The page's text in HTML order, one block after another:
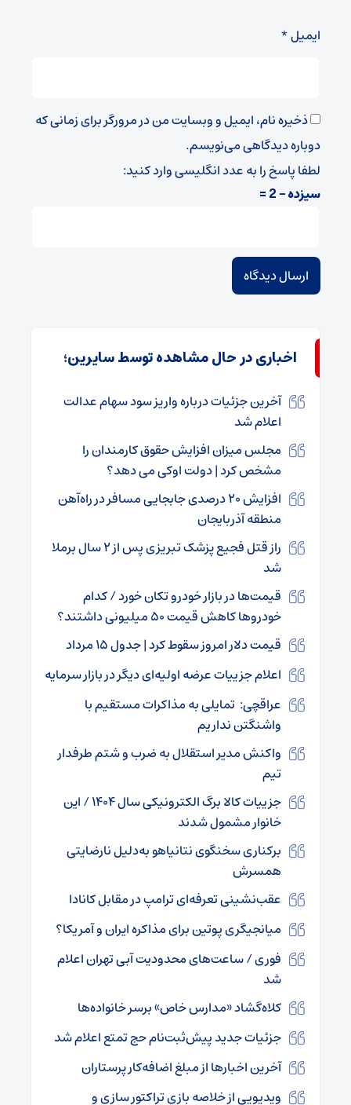
ایمیل*
ذخیره نام، ایمیل و وبسایت من در مرورگر برای زمانی که
دوباره دیدگاهی می‌نویسم.
لطفا پاسخ را به عدد انگلیسی وارد کنید:
سیزده − 2 =
اخباری در حال مشاهده توسط سایرین؛
آخرین جزئیات درباره واریز سود سهام عدالت
اعلام شد
مجلس میزان افزایش حقوق کارمندان را
مشخص کرد | دولت اوکی می دهد؟
افزایش ۲۰ درصدی جابجایی مسافر در راه‌آهن
منطقه آذربایجان
راز قتل فجیع پزشک تبریزی پس از ۲ سال برملا
شد
قیمت‌ها در بازار خودرو تکان خورد / کدام
خودرو‌ها کاهش قیمت ۵۰ میلیونی داشتند؟
قیمت دلار امروز سقوط کرد | جدول ۱۵ مرداد
اعلام جزییات عرضه اولیه‌ای دیگر در بازار سرمایه
عراقچی: تمایلی به مذاکرات مستقیم با
واشنگتن نداریم
واکنش مدیر استقلال به ضرب و شتم طرفدار
تیم
جزییات کالا برگ الکترونیکی سال ۱۴۰۴ / این
خانوار مشمول شدند
برکناری سخنگوی نتانیاهو به‌دلیل نارضایتی
همسرش
عقب‌نشینی تعرفه‌ای ترامپ در مقابل کانادا
میانجیگری پوتین برای مذاکره ایران و آمریکا؟
فوری / ساعت‌های محدودیت آبی تهران اعلام
شد
کلاه‌گشاد «مدارس خاص» برسر خانواده‌ها
جزئیات جدید پیش‌ثبت‌نام حج تمتع اعلام شد
آخرین اخبارها از مبلغ اضافه‌کار پرستاران
ویدیویی از خلاصه بازی تراکتور سازی و